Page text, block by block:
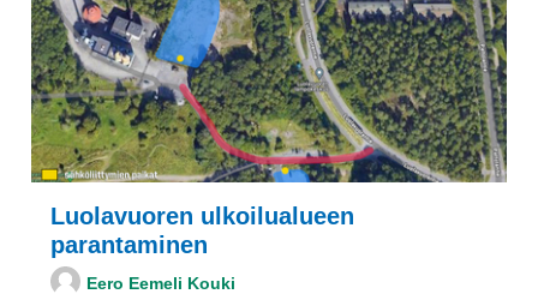
Luolavuoren ulkoilualueen
parantaminen
Eero Eemeli Kouki